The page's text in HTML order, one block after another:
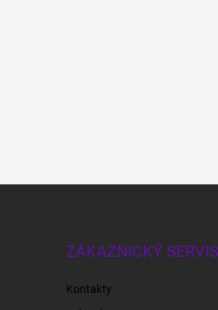
ZÁKAZNICKÝ SERVIS
Kontakty